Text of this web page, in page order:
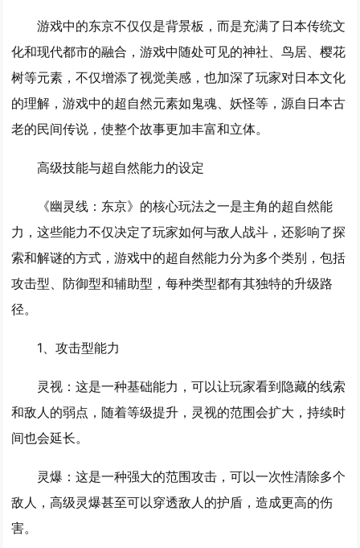
游戏中的东京不仅仅是背景板，而是充满了日本传统文
化和现代都市的融合，游戏中随处可见的神社、鸟居、樱花
树等元素，不仅增添了视觉美感，也加深了玩家对日本文化
的理解，游戏中的超自然元素如鬼魂、妖怪等，源自日本古
老的民间传说，使整个故事更加丰富和立体。
高级技能与超自然能力的设定
《幽灵线：东京》的核心玩法之一是主角的超自然能
力，这些能力不仅决定了玩家如何与敌人战斗，还影响了探
索和解谜的方式，游戏中的超自然能力分为多个类别，包括
攻击型、防御型和辅助型，每种类型都有其独特的升级路
径。
1、攻击型能力
灵视 ：这是一种基础能力，可以让玩家看到隐藏的线索
和敌人的弱点，随着等级提升，灵视的范围会扩大，持续时
间也会延长。
灵爆 ：这是一种强大的范围攻击，可以一次性清除多个
敌人，高级灵爆甚至可以穿透敌人的护盾，造成更高的伤
害。